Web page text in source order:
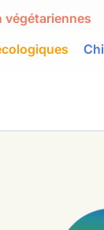
végétariennes